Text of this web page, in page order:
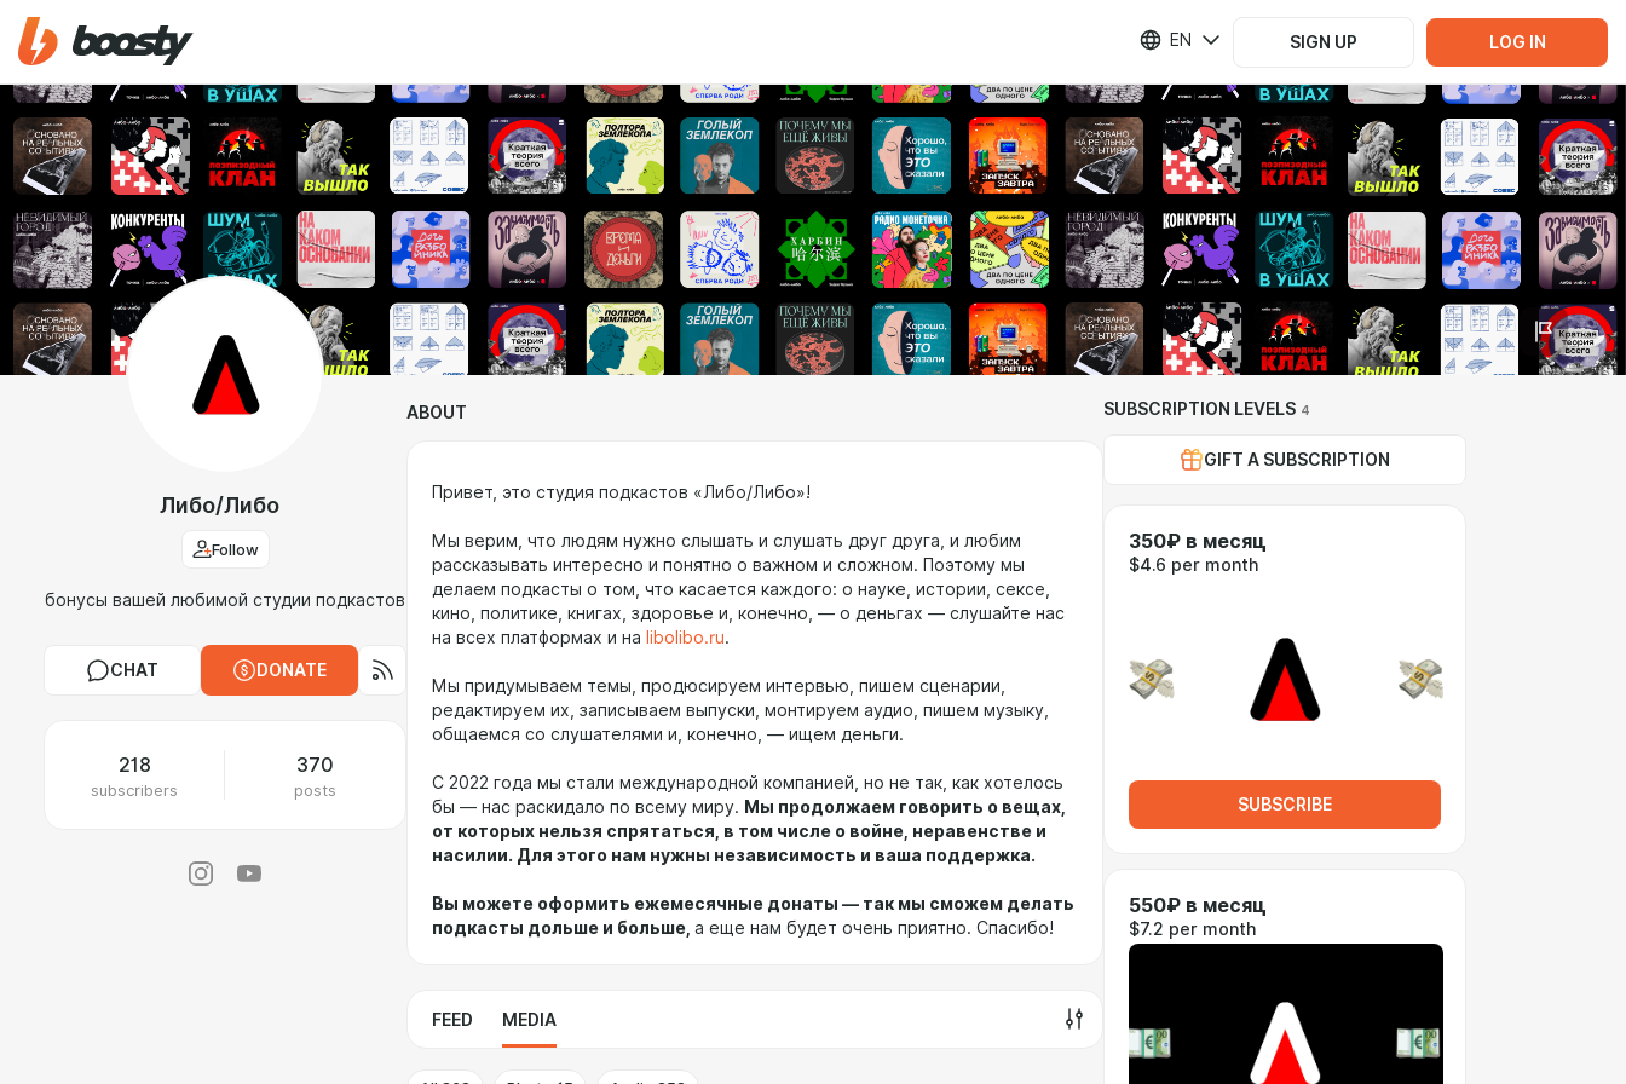
EN SIGN UP LOG IN
Либо/Либо
Follow
бонусы вашей любимой студии подкастов
CHAT DONATE
218
subscribers
370
posts
ABOUT
Привет, это студия подкастов «Либо/Либо»!
Мы верим, что людям нужно слышать и слушать друг друга, и любим
рассказывать интересно и понятно о важном и сложном. Поэтому мы
делаем подкасты о том, что касается каждого: о науке, истории, сексе,
кино, политике, книгах, здоровье и, конечно, — о деньгах — слушайте нас
на всех платформах и на libolibo.ru.
Мы придумываем темы, продюсируем интервью, пишем сценарии,
редактируем их, записываем выпуски, монтируем аудио, пишем музыку,
общаемся со слушателями и, конечно, — ищем деньги.
С 2022 года мы стали международной компанией, но не так, как хотелось
бы — нас раскидало по всему миру. Мы продолжаем говорить о вещах,
от которых нельзя спрятаться, в том числе о войне, неравенстве и
насилии. Для этого нам нужны независимость и ваша поддержка.
Вы можете оформить ежемесячные донаты — так мы сможем делать
подкасты дольше и больше, а еще нам будет очень приятно. Спасибо!
FEED MEDIA
SUBSCRIPTION LEVELS 4
GIFT A SUBSCRIPTION
350₽ в месяц
$4.6 per month
SUBSCRIBE
550₽ в месяц
$7.2 per month